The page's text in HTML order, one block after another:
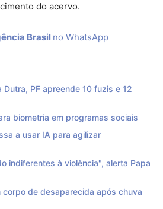
do acervo.
Brasil no WhatsApp
Dutra, PF apreende 10 fuzis e 12
biometria em programas sociais
a usar IA para agilizar
indiferentes à violência", alerta Papa
corpo de desaparecida após chuva